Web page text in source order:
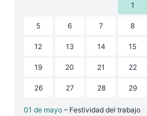
1
5 6 7 8
12 13 14 15
19 20 21 22
26 27 28 29
01 de mayo – Festividad del trabajo